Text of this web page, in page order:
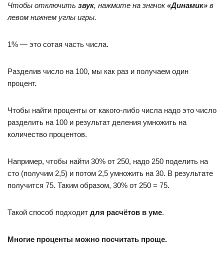
Чтобы отключить звук, нажмите на значок«Динамик» в
левом нижнем углы игры.
1% — это сотая часть числа.
Разделив число на 100, мы как раз и получаем один
процент.
Чтобы найти проценты от какого-либо числа надо это число
разделить на 100 и результат деления умножить на
количество процентов.
Например, чтобы найти 30% от 250, надо 250 поделить на
сто (получим 2,5) и потом 2,5 умножить на 30. В результате
получится 75. Таким образом, 30% от 250 = 75.
Такой способ подходит для расчётов в уме.
Многие проценты можно посчитать проще.